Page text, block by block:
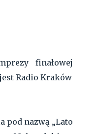
finałowej
Radio Kraków
pod nazwą „Lato